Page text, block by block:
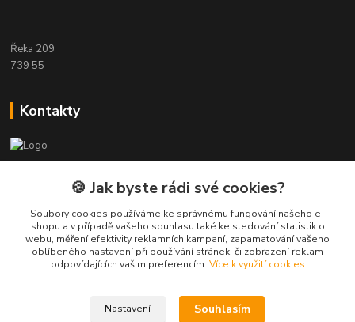
Řeka 209
739 55
Kontakty
Zákaznická podpora Eshop-rychle
+420 604 391 361
info@etwool.cz
🍪 Jak byste rádi své cookies?
Soubory cookies používáme ke správnému fungování našeho e-
shopu a v případě vašeho souhlasu také ke sledování statistik o
webu, měření efektivity reklamních kampaní, zapamatování vašeho
oblíbeného nastavení při používání stránek, či zobrazení reklam
odpovídajících vašim preferencím. Více k využití cookies
Nastavení Souhlasím